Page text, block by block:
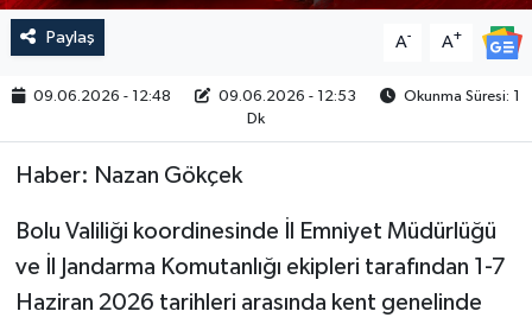
Paylaş A- A+
09.06.2026 - 12:48 09.06.2026 - 12:53
Okunma Süresi: 1
Dk
Haber: Nazan Gökçek
Bolu Valiliği koordinesinde İl Emniyet Müdürlüğü
ve İl Jandarma Komutanlığı ekipleri tarafından 1-7
Haziran 2026 tarihleri arasında kent genelinde